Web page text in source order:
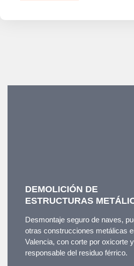
DEMOLICIÓN DE
ESTRUCTURAS
Desmontaje seguro de naves,
otras construcciones metálicas
Valencia, con corte por oxicorte
responsable del residuo férrico.